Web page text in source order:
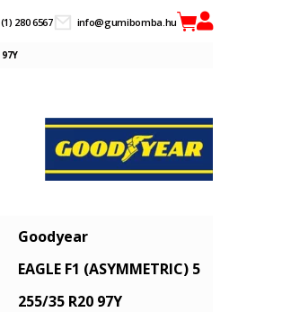
280 6567 info@gumibomba.hu
Goodyear
EAGLE F1 (ASYMMETRIC) 5
255/35 R20 97Y